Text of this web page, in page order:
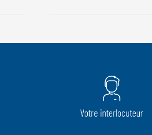
Votre interlocuteur